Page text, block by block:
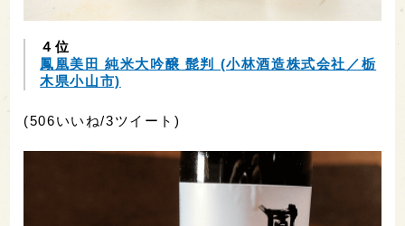
４位
鳳凰美田 純米大吟醸 髭判 (小林酒造株式会社／栃
木県小山市)
(506いいね/3ツイート)